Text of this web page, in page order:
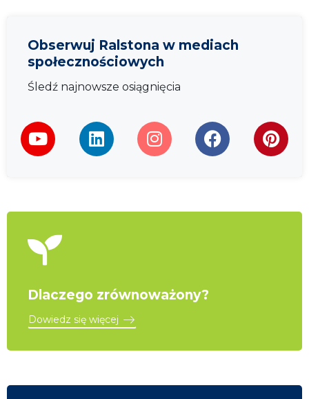
Obserwuj Ralstona w mediach
społecznościowych
Śledź najnowsze osiągnięcia
Dlaczego zrównoważony?
Dowiedz się więcej